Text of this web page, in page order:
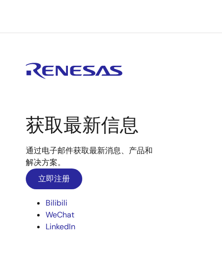
获取最新信息
通过电子邮件获取最新消息、产品和
解决方案。
立即注册
Bilibili
WeChat
LinkedIn